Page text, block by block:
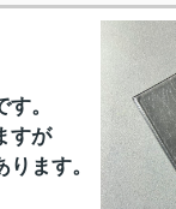
。
すが
ます。